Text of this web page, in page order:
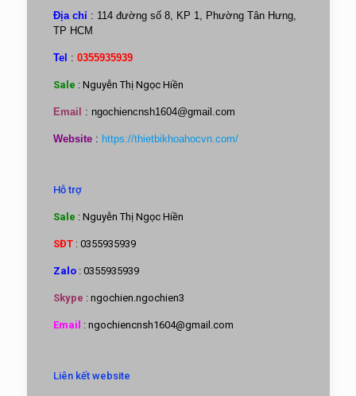
Địa chỉ : 114 đường số 8, KP 1, Phường Tân Hưng,
TP HCM
Tel : 0355935939
Sale : Nguyễn Thị Ngọc Hiền
Email : ngochiencnsh1604@gmail.com
Website : https://thietbikhoahocvn.com/
Hỗ trợ
Sale : Nguyễn Thị Ngọc Hiền
SĐT: 0355935939
Zalo : 0355935939
Skype : ngochien.ngochien3
Email : ngochiencnsh1604@gmail.com
Liên kết website